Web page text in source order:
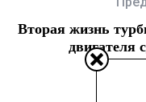
Вторая жизнь
двигателя